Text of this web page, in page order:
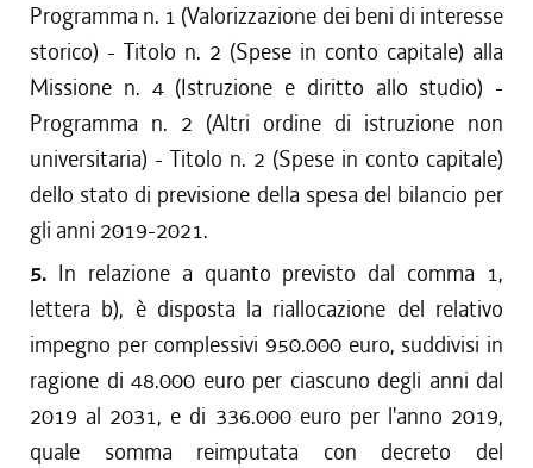
Programma n. 1 (Valorizzazione dei beni di interesse
storico) - Titolo n. 2 (Spese in conto capitale) alla
Missione n. 4 (Istruzione e diritto allo studio) -
Programma n. 2 (Altri ordine di istruzione non
universitaria) - Titolo n. 2 (Spese in conto capitale)
dello stato di previsione della spesa del bilancio per
gli anni 2019-2021.
5. In relazione a quanto previsto dal comma 1,
lettera b), è disposta la riallocazione del relativo
impegno per complessivi 950.000 euro, suddivisi in
ragione di 48.000 euro per ciascuno degli anni dal
2019 al 2031, e di 336.000 euro per l'anno 2019,
quale somma reimputata con decreto del